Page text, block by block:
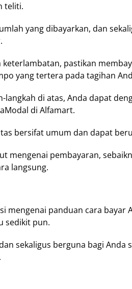
teliti.
yang dibayarkan, dan
pastikan
yang tertera pada tagihan
langkah di atas, Anda dapat
di Alfamart.
bersifat umum dan dapat
mengenai pembayaran,
langsung.
mengenai panduan cara bayar
sedikit pun.
sekaligus berguna bagi Anda